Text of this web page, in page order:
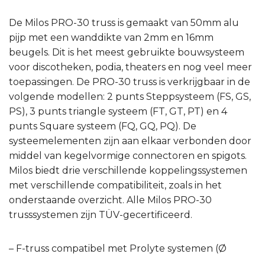
De Milos PRO-30 truss is gemaakt van 50mm alu
pijp met een wanddikte van 2mm en 16mm
beugels. Dit is het meest gebruikte bouwsysteem
voor discotheken, podia, theaters en nog veel meer
toepassingen. De PRO-30 truss is verkrijgbaar in de
volgende modellen: 2 punts Steppsysteem (FS, GS,
PS), 3 punts triangle systeem (FT, GT, PT) en 4
punts Square systeem (FQ, GQ, PQ). De
systeemelementen zijn aan elkaar verbonden door
middel van kegelvormige connectoren en spigots.
Milos biedt drie verschillende koppelingssystemen
met verschillende compatibiliteit, zoals in het
onderstaande overzicht. Alle Milos PRO-30
trusssystemen zijn TÜV-gecertificeerd.
– F-truss compatibel met Prolyte systemen (Ø